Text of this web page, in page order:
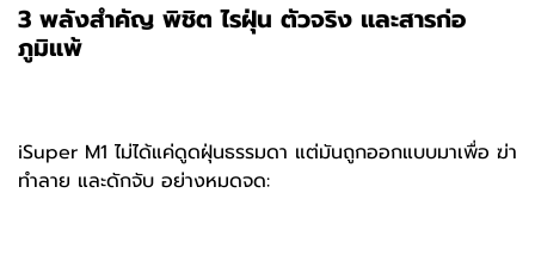
3 พลังสำคัญ พิชิต ไรฝุ่น ตัวจริง และสารก่อ
ภูมิแพ้
iSuper M1 ไม่ได้แค่ดูดฝุ่นธรรมดา แต่มันถูกออกแบบมาเพื่อ ฆ่า
ทำลาย และดักจับ อย่างหมดจด: